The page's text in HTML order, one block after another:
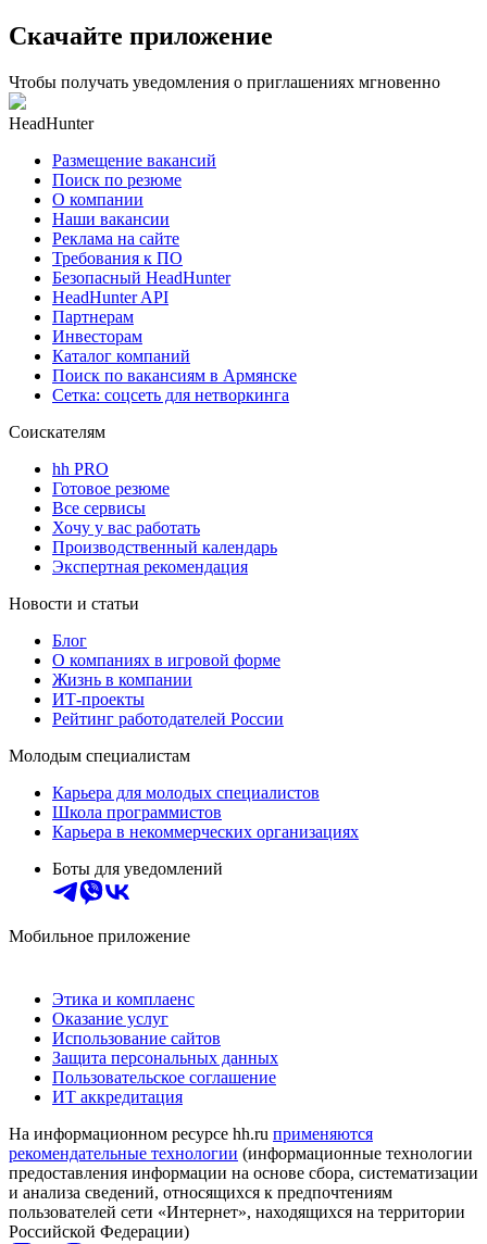
Скачайте приложение
Чтобы получать уведомления о приглашениях мгновенно
HeadHunter
Размещение вакансий
Поиск по резюме
О компании
Наши вакансии
Реклама на сайте
Требования к ПО
Безопасный HeadHunter
HeadHunter API
Партнерам
Инвесторам
Каталог компаний
Поиск по вакансиям в Армянске
Сетка: соцсеть для нетворкинга
Соискателям
hh PRO
Готовое резюме
Все сервисы
Хочу у вас работать
Производственный календарь
Экспертная рекомендация
Новости и статьи
Блог
О компаниях в игровой форме
Жизнь в компании
ИТ-проекты
Рейтинг работодателей России
Молодым специалистам
Карьера для молодых специалистов
Школа программистов
Карьера в некоммерческих организациях
Боты для уведомлений
Мобильное приложение
Этика и комплаенс
Оказание услуг
Использование сайтов
Защита персональных данных
Пользовательское соглашение
ИТ аккредитация
На информационном ресурсе hh.ru применяются
рекомендательные технологии (информационные технологии
предоставления информации на основе сбора, систематизации
и анализа сведений, относящихся к предпочтениям
пользователей сети «Интернет», находящихся на территории
Российской Федерации)